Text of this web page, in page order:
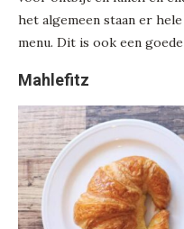
het algemeen staan er
menu. Dit is ook een
Mahlefitz